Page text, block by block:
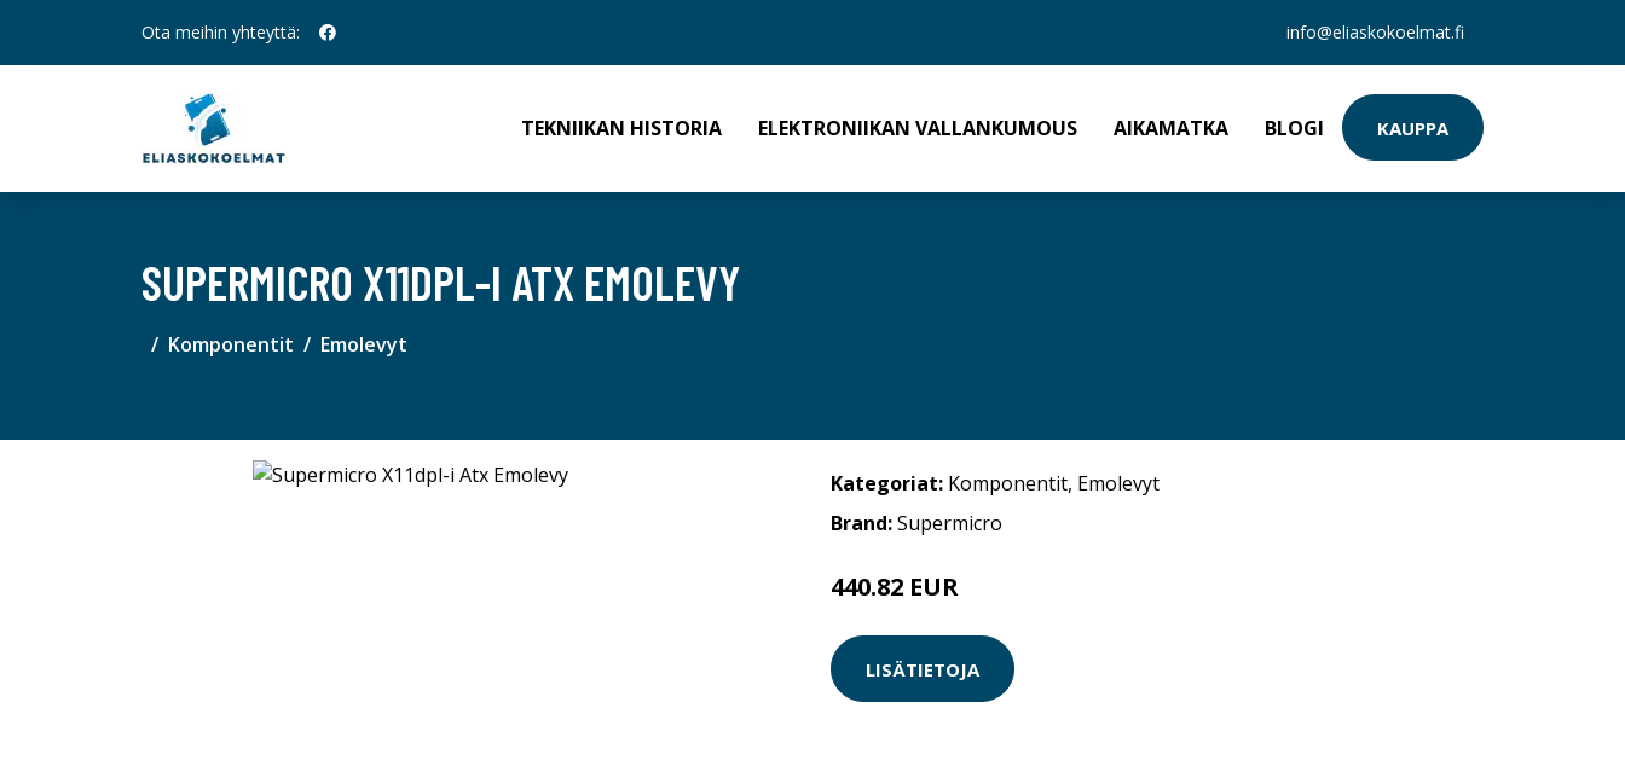
Ota meihin yhteyttä: info@eliaskokoelmat.fi
TEKNIIKAN HISTORIA ELEKTRONIIKAN VALLANKUMOUS AIKAMATKA BLOGI KAUPPA
SUPERMICRO X11DPL-I ATX EMOLEVY
Komponentit Emolevyt
Kategoriat: Komponentit, Emolevyt
Brand:Supermicro
440.82 EUR
LISÄTIETOJA